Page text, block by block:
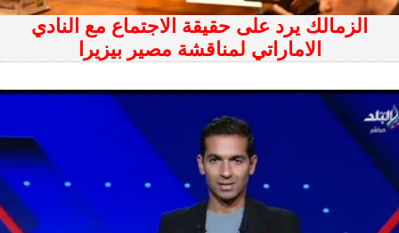
الزمالك يرد على حقيقة الاجتماع مع النادي
الاماراتي لمناقشة مصير بيزيرا